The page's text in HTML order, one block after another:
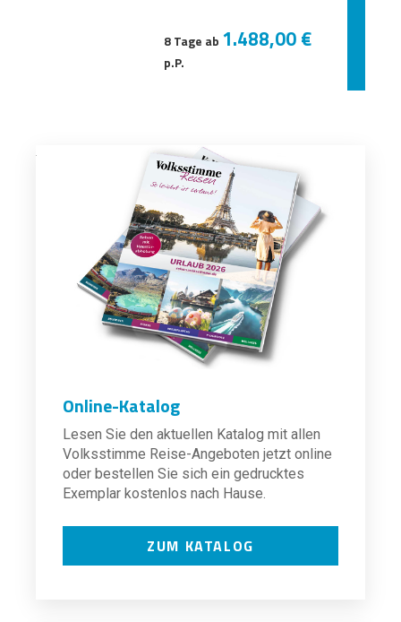
8 Tage ab 1.488,00 €
p.P.
Online-Katalog
Lesen Sie den aktuellen Katalog mit allen
Volksstimme Reise-Angeboten jetzt online
oder bestellen Sie sich ein gedrucktes
Exemplar kostenlos nach Hause.
ZUM KATALOG